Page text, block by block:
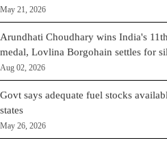
May 21, 2026
Arundhati Choudhary wins India's
medal, Lovlina Borgohain settles for
Aug 02, 2026
Govt says adequate fuel stocks
states
May 26, 2026